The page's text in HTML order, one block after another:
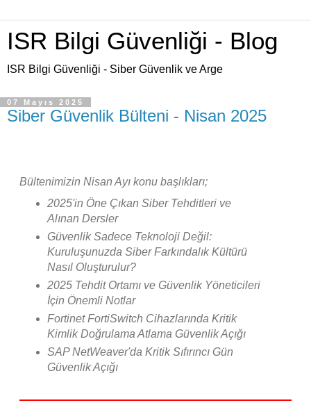
ISR Bilgi Güvenliği - Blog
ISR Bilgi Güvenliği - Siber Güvenlik ve Arge
07 Mayıs 2025
Siber Güvenlik Bülteni - Nisan 2025
Bültenimizin Nisan Ayı konu başlıkları;
2025'in Öne Çıkan Siber Tehditleri ve
Alınan Dersler
Güvenlik Sadece Teknoloji Değil:
Kuruluşunuzda Siber Farkındalık Kültürü
Nasıl Oluşturulur?
2025 Tehdit Ortamı ve Güvenlik Yöneticileri
İçin Önemli Notlar
Fortinet FortiSwitch Cihazlarında Kritik
Kimlik Doğrulama Atlama Güvenlik Açığı
SAP NetWeaver'da Kritik Sıfırıncı Gün
Güvenlik Açığı